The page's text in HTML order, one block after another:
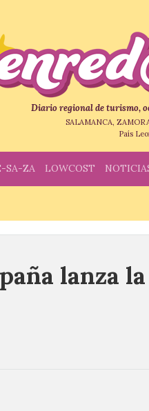
Diario regional de turismo,
SALAMANCA,
País
SA-ZA LOWCOST
lanza